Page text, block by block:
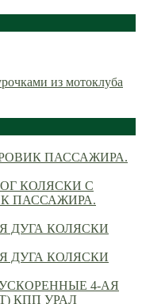
из мотоклуба
ПАССАЖИРА.
КОЛЯСКИ С
ПАССАЖИРА.
ДУГА КОЛЯСКИ
ДУГА КОЛЯСКИ
4-АЯ
КПП УРАЛ